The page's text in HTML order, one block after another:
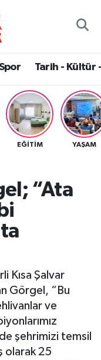
Tarih - Kültür
EĞITIM YAŞAM
“Ata
Kısa Şalvar
Görgel, “Bu
ve
şehrimizi temsil
olarak 25